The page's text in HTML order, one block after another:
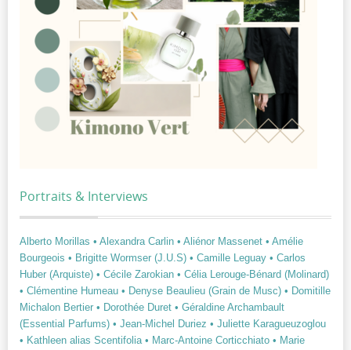
Portraits & Interviews
Alberto Morillas • Alexandra Carlin • Aliénor Massenet • Amélie
Bourgeois • Brigitte Wormser (J.U.S) • Camille Leguay • Carlos
Huber (Arquiste) • Cécile Zarokian • Célia Lerouge-Bénard (Molinard)
• Clémentine Humeau • Denyse Beaulieu (Grain de Musc) • Domitille
Michalon Bertier • Dorothée Duret • Géraldine Archambault
(Essential Parfums) • Jean-Michel Duriez • Juliette Karagueuzoglou
• Kathleen alias Scentifolia • Marc-Antoine Corticchiato • Marie